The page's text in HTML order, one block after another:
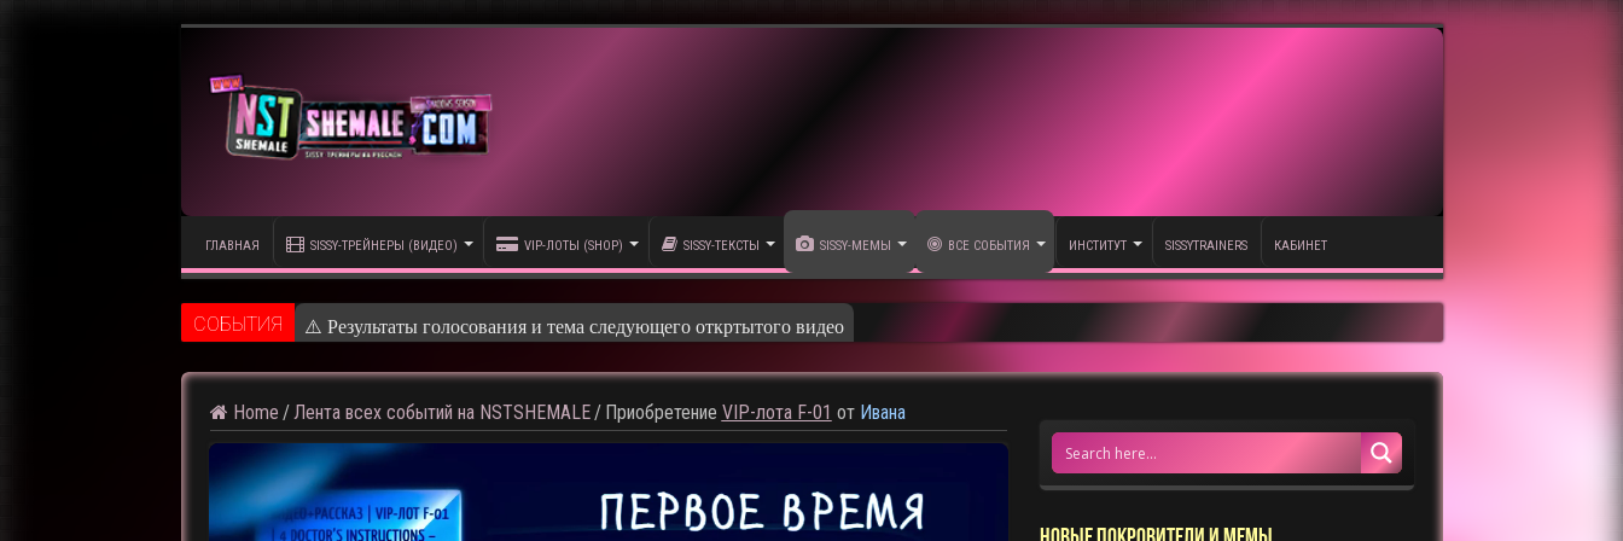
ГЛАВНАЯ SISSY-ТРЕЙНЕРЫ (ВИДЕО) VIP-ЛОТЫ (SHOP) SISSY-ТЕКСТЫ SISSY-МЕМЫ ВСЕ СОБЫТИЯ ИНСТИТУТ SISSYTRAINERS КАБИНЕТ
CОБЫТИЯ ⚠️ Результаты голосования и тема следующего откртытого видео
Home / Лента всех событий на NSTSHEMALE / Приобретение VIP-лота F-01 от Ивана